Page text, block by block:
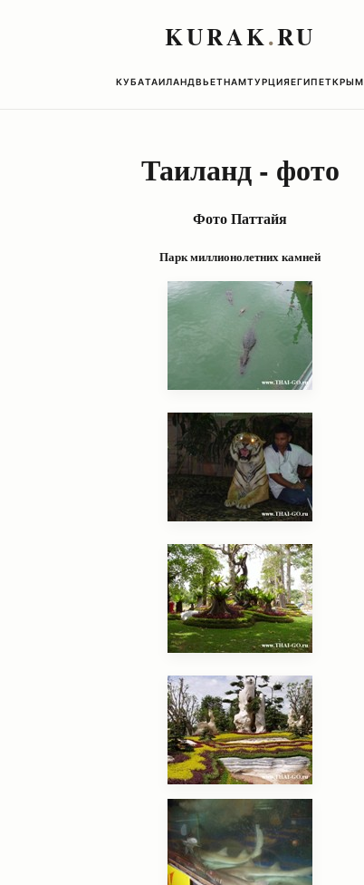
KURAK.RU
КУБАТАИЛАНДВЬЕТНАМТУРЦИЯЕГИПЕТКРЫМ
Таиланд - фото
Фото Паттайя
Парк миллионолетних камней